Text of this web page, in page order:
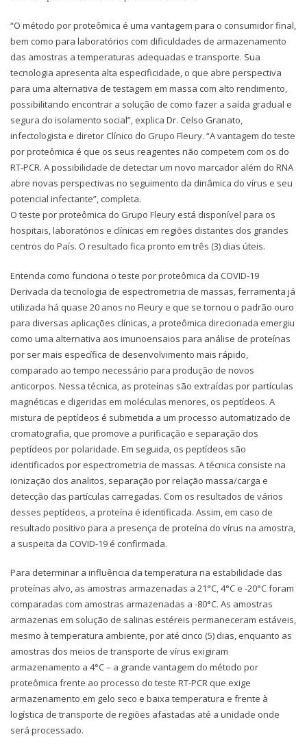
“O método por proteômica é uma vantagem para o consumidor final,
bem como para laboratórios com dificuldades de armazenamento
das amostras a temperaturas adequadas e transporte. Sua
tecnologia apresenta alta especificidade, o que abre perspectiva
para uma alternativa de testagem em massa com alto rendimento,
possibilitando encontrar a solução de como fazer a saída gradual e
segura do isolamento social”, explica Dr. Celso Granato,
infectologista e diretor Clínico do Grupo Fleury. “A vantagem do teste
por proteômica é que os seus reagentes não competem com os do
RT-PCR. A possibilidade de detectar um novo marcador além do RNA
abre novas perspectivas no seguimento da dinâmica do vírus e seu
potencial infectante”, completa.
O teste por proteômica do Grupo Fleury está disponível para os
hospitais, laboratórios e clínicas em regiões distantes dos grandes
centros do País. O resultado fica pronto em três (3) dias úteis.
Entenda como funciona o teste por proteômica da COVID-19
Derivada da tecnologia de espectrometria de massas, ferramenta já
utilizada há quase 20 anos no Fleury e que se tornou o padrão ouro
para diversas aplicações clínicas, a proteômica direcionada emergiu
como uma alternativa aos imunoensaios para análise de proteínas
por ser mais específica de desenvolvimento mais rápido,
comparado ao tempo necessário para produção de novos
anticorpos. Nessa técnica, as proteínas são extraídas por partículas
magnéticas e digeridas em moléculas menores, os peptídeos. A
mistura de peptídeos é submetida a um processo automatizado de
cromatografia, que promove a purificação e separação dos
peptídeos por polaridade. Em seguida, os peptídeos são
identificados por espectrometria de massas. A técnica consiste na
ionização dos analitos, separação por relação massa/carga e
detecção das partículas carregadas. Com os resultados de vários
desses peptídeos, a proteína é identificada. Assim, em caso de
resultado positivo para a presença de proteína do vírus na amostra,
a suspeita da COVID-19 é confirmada.
Para determinar a influência da temperatura na estabilidade das
proteínas alvo, as amostras armazenadas a 21°C, 4°C e -20°C foram
comparadas com amostras armazenadas a -80°C. As amostras
armazenas em solução de salinas estéreis permaneceram estáveis,
mesmo à temperatura ambiente, por até cinco (5) dias, enquanto as
amostras dos meios de transporte de vírus exigiram
armazenamento a 4°C – a grande vantagem do método por
proteômica frente ao processo do teste RT-PCR que exige
armazenamento em gelo seco e baixa temperatura e frente à
logística de transporte de regiões afastadas até a unidade onde
será processado.